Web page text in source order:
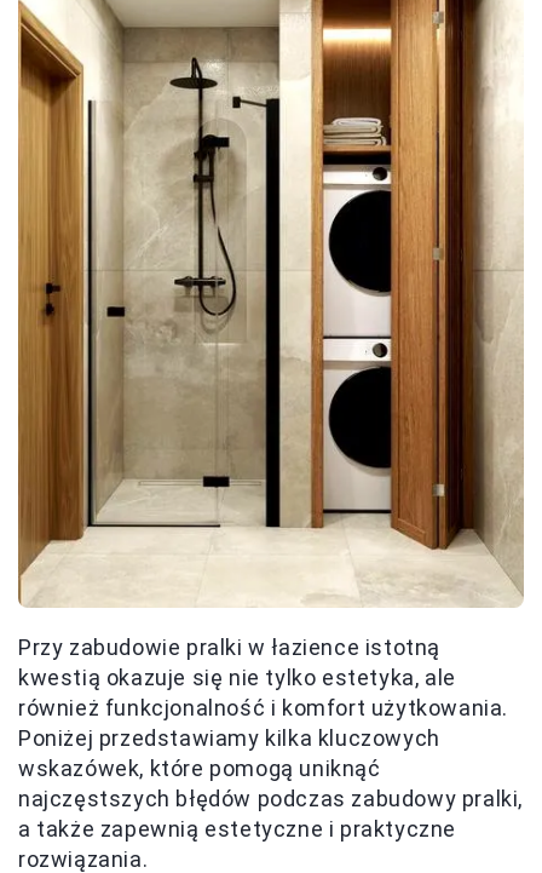
Przy zabudowie pralki w łazience istotną
kwestią okazuje się nie tylko estetyka, ale
również funkcjonalność i komfort użytkowania.
Poniżej przedstawiamy kilka kluczowych
wskazówek, które pomogą uniknąć
najczęstszych błędów podczas zabudowy pralki,
a także zapewnią estetyczne i praktyczne
rozwiązania.